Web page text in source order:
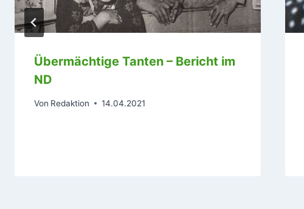
Übermächtige Tanten – Bericht im
ND
Von Redaktion 14.04.2021